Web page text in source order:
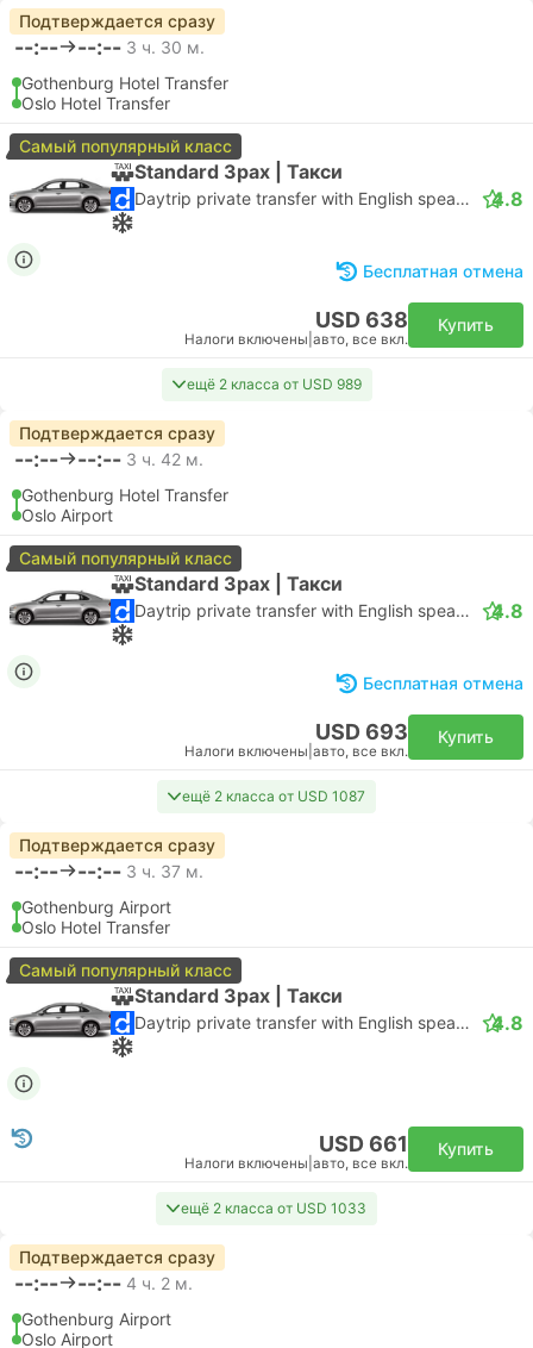
Подтверждается сразу
--:-- --:-- 3 ч. 30 м.
Gothenburg Hotel Transfer
Oslo Hotel Transfer
Самый популярный класс
Standard 3pax | Такси
Daytrip private transfer with English speaking driver 4.8
Бесплатная отмена
USD 638
Налоги включены авто, все вкл.
Купить
ещё 2 класса от USD 989
Подтверждается сразу
--:-- --:-- 3 ч. 42 м.
Gothenburg Hotel Transfer
Oslo Airport
Самый популярный класс
Standard 3pax | Такси
Daytrip private transfer with English speaking driver 4.8
Бесплатная отмена
USD 693
Налоги включены авто, все вкл.
Купить
ещё 2 класса от USD 1087
Подтверждается сразу
--:-- --:-- 3 ч. 37 м.
Gothenburg Airport
Oslo Hotel Transfer
Самый популярный класс
Standard 3pax | Такси
Daytrip private transfer with English speaking driver 4.8
USD 661
Налоги включены авто, все вкл.
Купить
ещё 2 класса от USD 1033
Подтверждается сразу
--:-- --:-- 4 ч. 2 м.
Gothenburg Airport
Oslo Airport